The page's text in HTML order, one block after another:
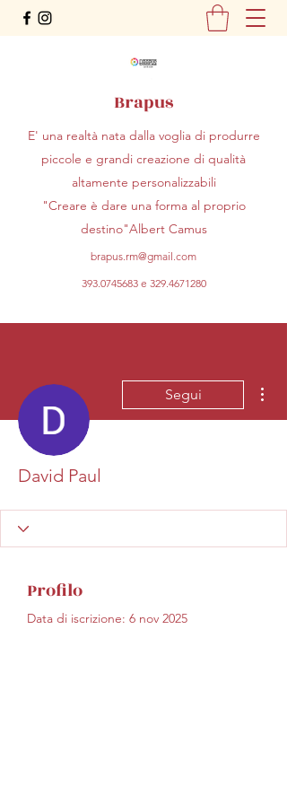
Brapus
E' una realtà nata dalla voglia di produrre
piccole e grandi creazione di qualità
altamente personalizzabili
"Creare è dare una forma al proprio
destino"Albert Camus
brapus.rm@gmail.com
393.0745683e 329.4671280
Segui
David Paul
Profilo
Data di iscrizione: 6 nov 2025